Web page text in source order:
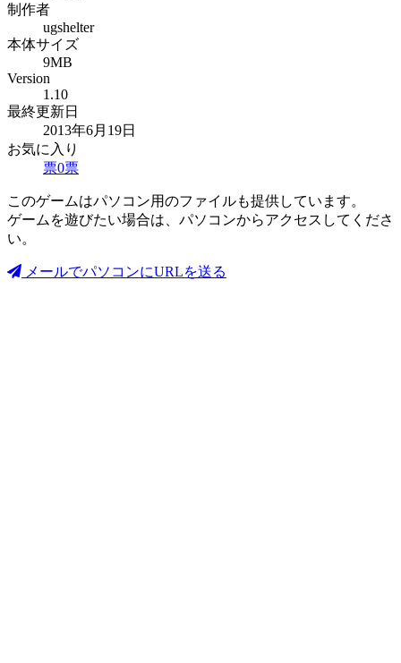
制作者
ugshelter
本体サイズ
9MB
Version
1.10
最終更新日
2013年6月19日
お気に入り
票0票
このゲームはパソコン用のファイルも提供しています。
ゲームを遊びたい場合は、パソコンからアクセスしてくださ
い。
メールでパソコンにURLを送る